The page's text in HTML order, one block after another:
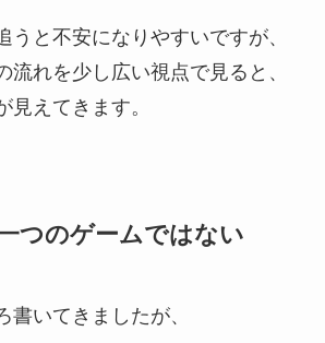
うと不安になりやすいですが、
流れを少し広い視点で見ると、
見えてきます。
つのゲームではない
書いてきましたが、